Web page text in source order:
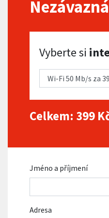
Vyberte si internet
Vyberte si
Celkem: 399
Jméno a příjmení
Adresa